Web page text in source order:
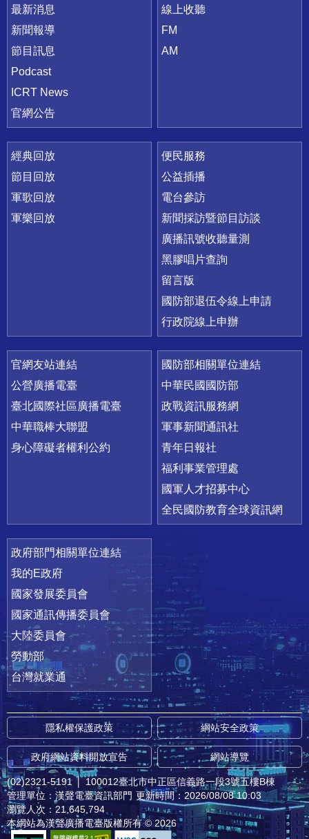
最新消息
新聞報導
節目訊息
Podcast
ICRT News
官網公告
線上收聽
FM
AM
經典回放
節目回放
軍歌回放
軍樂回放
便民服務
公益插播
電台參訪
新聞採訪暨節目訪談
廣播訊號收聽量測
黑膠唱片查詢
留言版
國防部退伍令線上申請
行政院線上申辦
官網友站連結
公營廣播電臺
臺北國際社區廣播電臺
中華職棒大聯盟
身心障礙者權利公約
國防部相關單位連結
中華民國國防部
政戰資訊服務網
軍事新聞通訊社
青年日報社
福利事業管理處
國軍人才招募中心
全民國防教育全球資訊網
政府部門相關單位連結
我的E政府
國家發展委員會
國家通訊傳播委員會
大陸委員會
勞動部
台灣就業通
隱私權保護政策 網站安全政策
政府網站資料開放宣告 網站導覽
(02)2321-5191 │ 100012臺北市中正區信義路一段3號五樓B棟
管理單位：漢聲電臺資訊部門 更新時間：2026/08/08 10:03
瀏覽人次：21,645,794
本網站為漢聲廣播電臺版權所有 © 2026